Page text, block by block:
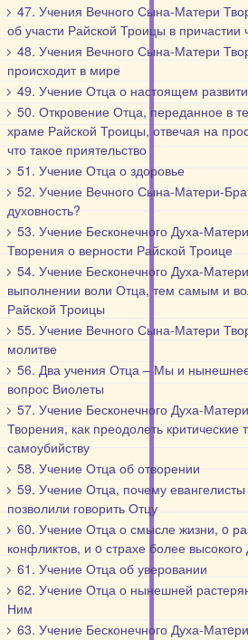
47. Учения Вечного Сына-Матери
об участи Райской Троицы в причастии
48. Учения Вечного Сына-Матери
происходит в мире
49. Учение Отца о настоящем
50. Откровение Отца, переданное в
храме Райской Троицы, отвечая на
что такое приятельство
51. Учение Отца о здоровье
52. Учение Вечного Сына-Матери-
духовность?
53. Учение Бесконечного Духа-
Творения о верности Райской Троице
54. Учение Бесконечного Духа-
выполнении воли Отца, тем самым и
Райской Троицы
55. Учение Вечного Сына-Матери
молитве
56. Два учения Отца – Мы и
вопрос Виолеты
57. Учение Бесконечного Духа-
Творения, как преодолеть критические
самоубийству
58. Учение Отца об отворении
59. Учение Отца, почему
позволили говорить Отцу
60. Учение Отца о смысле жизни, o
конфликтов, и o страхе более высокого
61. Учение Отца об уверовании
62. Учение Отца о нынешней
Ним
63. Учение Бесконечного Духа-